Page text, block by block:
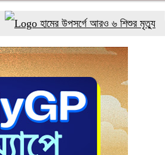
হামের উপসর্গে আরও ৬ শিশুর মৃত্যু